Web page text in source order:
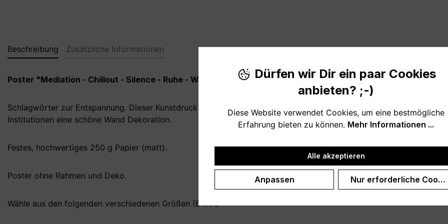
Beschreibung Zusätzliche Informationen
Poster "Mediation - Chillout - Silence - Ruhe - Wellness - Calm Down - Relax - Spa"
Schlagwörter zur Entspannung. Dieser Kunstdruck ist sowohl für das Badezimmer, die Sauna oder den Ruheraum,
Institutionen eine schöne Wand Dekoration.
Festes, hochwertiges 250 g Papier (matt).
Poster ohne Rahmen und Deko.
Wähle aus den folgenden verschiedenen Größen (B x H):
Dürfen wir Dir ein paar Cookies
anbieten? ;-)
Diese Website verwendet Cookies, um eine bestmögliche
Erfahrung bieten zu können. Mehr Informationen ...
Alle akzeptieren
Anpassen Nur erforderliche